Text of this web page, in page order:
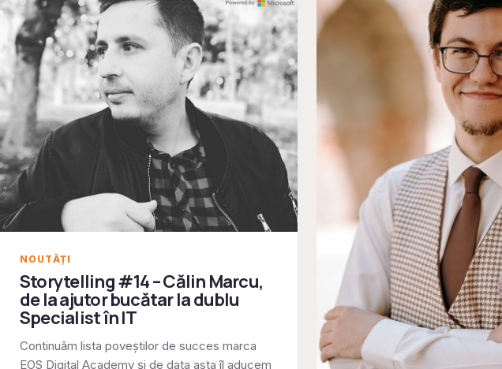
NOUTĂȚI
Storytelling #14 – Călin Marcu,
de la ajutor bucătar la dublu
Specialist în IT
Continuăm lista poveștilor de succes marca
EOS Digital Academy și de data asta îl aducem